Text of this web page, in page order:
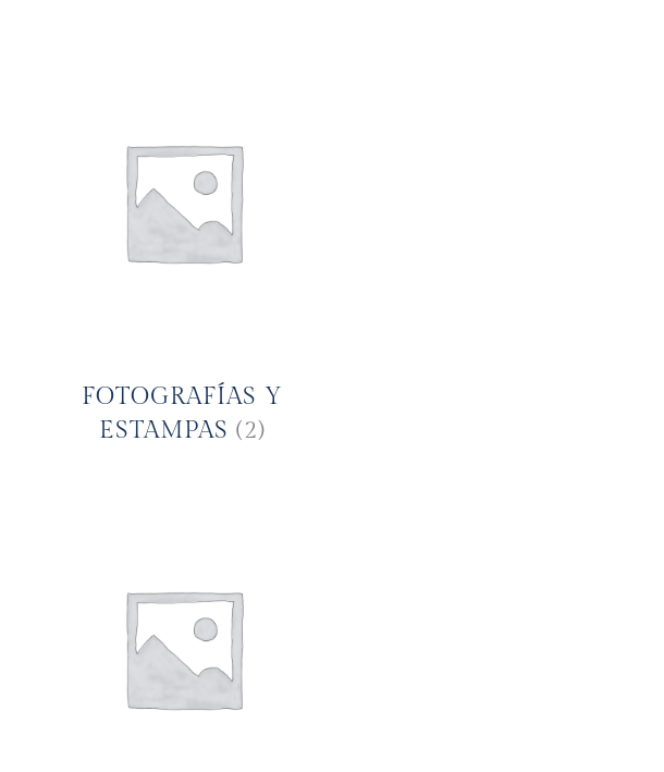
FOTOGRAFÍAS Y
ESTAMPAS(2)